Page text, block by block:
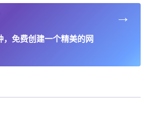
，免费创建一个精美的网
→